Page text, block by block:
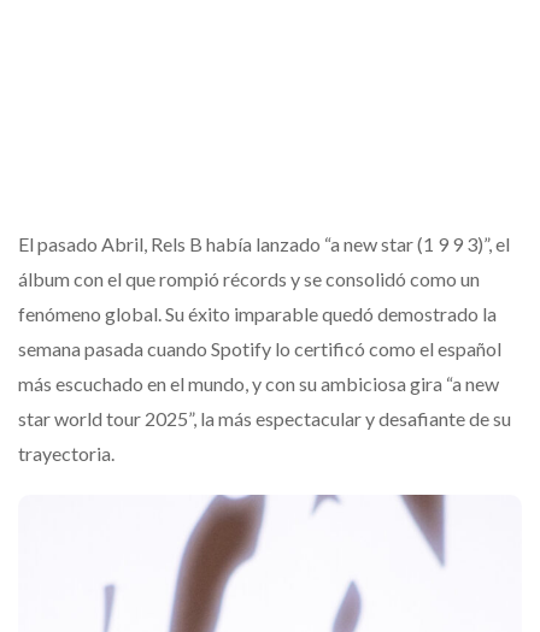
El pasado Abril, Rels B había lanzado “a new star (1 9 9 3)”, el
álbum con el que rompió récords y se consolidó como un
fenómeno global. Su éxito imparable quedó demostrado la
semana pasada cuando Spotify lo certificó como el español
más escuchado en el mundo, y con su ambiciosa gira “a new
star world tour 2025”, la más espectacular y desafiante de su
trayectoria.